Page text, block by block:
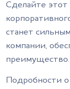
Сделайте этот
станет
компании,
преимущество.
Подробности